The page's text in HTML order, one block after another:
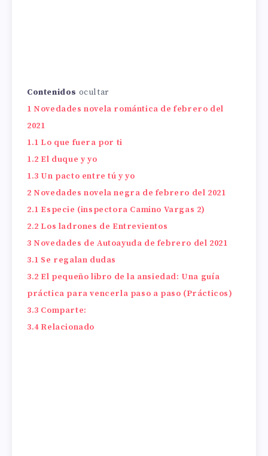
Contenidos ocultar
1 Novedades novela romántica de febrero del
2021
1.1 Lo que fuera por ti
1.2 El duque y yo
1.3 Un pacto entre tú y yo
2 Novedades novela negra de febrero del 2021
2.1 Especie (inspectora Camino Vargas 2)
2.2 Los ladrones de Entrevientos
3 Novedades de Autoayuda de febrero del 2021
3.1 Se regalan dudas
3.2 El pequeño libro de la ansiedad: Una guía
práctica para vencerla paso a paso (Prácticos)
3.3 Comparte:
3.4 Relacionado